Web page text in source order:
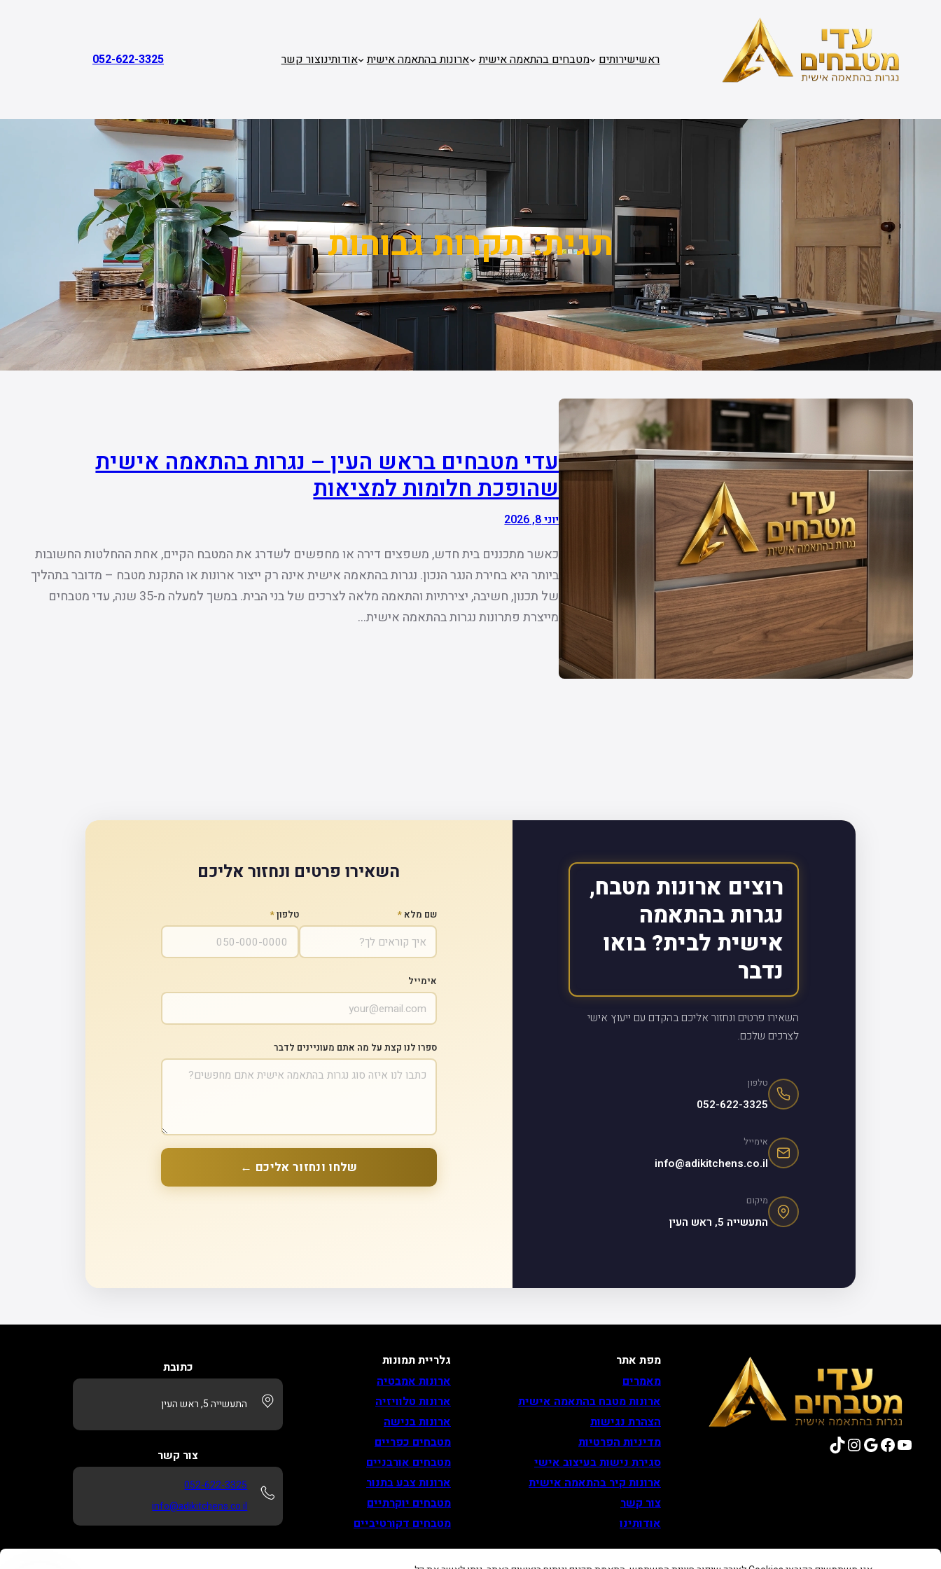
ראשישירותים מטבחים בהתאמה אישית ארונות בהתאמה אישית אודותינוצור קשר 052-622-3325
תגית:תקרות גבוהות
עדי מטבחים בראש העין – נגרות בהתאמה אישית
שהופכת חלומות למציאות
יוני 8, 2026
כאשר מתכננים בית חדש, משפצים דירה או מחפשים לשדרג את המטבח הקיים, אחת ההחלטות החשובות
ביותר היא בחירת הנגר הנכון. נגרות בהתאמה אישית אינה רק ייצור ארונות או התקנת מטבח – מדובר בתהליך
של תכנון, חשיבה, יצירתיות והתאמה מלאה לצרכים של בני הבית. במשך למעלה מ-35 שנה, עדי מטבחים
מייצרת פתרונות נגרות בהתאמה אישית…
רוצים ארונות מטבח,
נגרות בהתאמה
אישית לבית? בואו
נדבר
השאירו פרטים ונחזור אליכם בהקדם עם ייעוץ אישי
לצרכים שלכם.
טלפון
052-622-3325
אימייל
info@adikitchens.co.il
מיקום
התעשייה 5, ראש העין
השאירו פרטים ונחזור אליכם
שם מלא * טלפון*
אימייל
ספרו לנו קצת על מה אתם מעוניינים לדבר
שלחו ונחזור אליכם ←
YouTube
Facebook
Google
Instagram
TikTok
מפת אתר
מאמרים
ארונות מטבח בהתאמה אישית
הצהרת נגישות
מדיניות הפרטיות
סגירת נישות בעיצוב אישי
ארונות קיר בהתאמה אישית
צור קשר
אודותינו
גלריית תמונות
ארונות אמבטיה
ארונות טלוויזיה
ארונות בנישה
מטבחים כפריים
מטבחים אורבניים
ארונות צבע בתנור
מטבחים יוקרתיים
מטבחים דקורטיביים
כתובת
התעשייה 5, ראש העין
צור קשר
052-622-3325
info@adikitchens.co.il